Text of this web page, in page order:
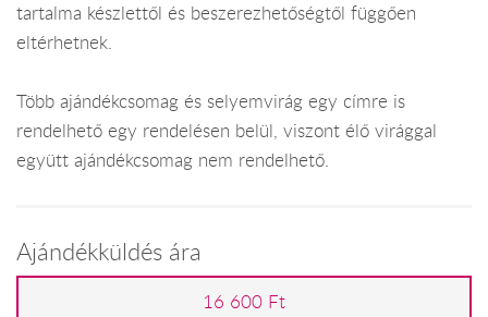
tartalma készlettől és beszerezhetőségtől függően
eltérhetnek.
Több ajándékcsomag és selyemvirág egy címre is
rendelhető egy rendelésen belül, viszont élő virággal
együtt ajándékcsomag nem rendelhető.
Ajándékküldés ára
16 600 Ft